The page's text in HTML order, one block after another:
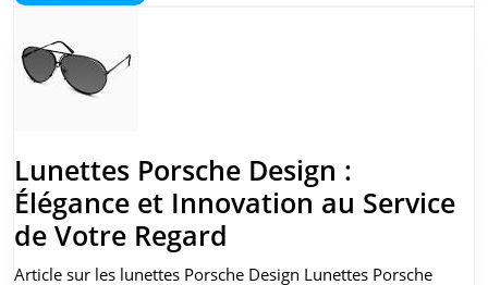
Lunettes Porsche Design :
Élégance et Innovation au Service
de Votre Regard
Porsche
Article sur les lunettes Porsche Design Lunettes Porsche